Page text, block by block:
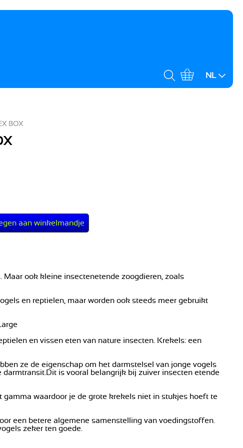
NL
BOX
Maar ook kleine insectenetende zoogdieren, zoals
en reptielen, maar worden ook steeds meer gebruikt
en vissen eten van nature insecten. Krekels: een
ze de eigenschap om het darmstelsel van jonge vogels
is vooral belangrijk bij zuiver insecten etende
waardoor je de grote krekels niet in stukjes hoeft te
een betere algemene samenstelling van voedingstoffen.
zeker ten goede.